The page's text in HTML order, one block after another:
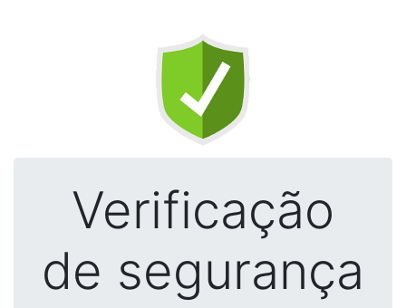
Verificação
de segurança